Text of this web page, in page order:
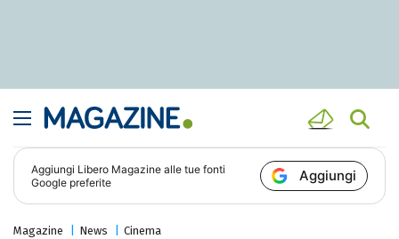
Aggiungi Libero Magazine alle tue fonti
Google preferite
Aggiungi
Magazine News Cinema